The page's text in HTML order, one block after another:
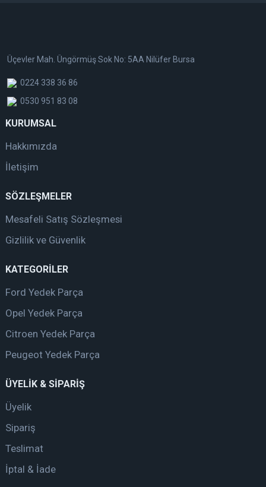
Üçevler Mah. Üngörmüş Sok No: 5AA Nilüfer Bursa
0224 338 36 86
0530 951 83 08
KURUMSAL
Hakkımızda
İletişim
SÖZLEŞMELER
Mesafeli Satış Sözleşmesi
Gizlilik ve Güvenlik
KATEGORİLER
Ford Yedek Parça
Opel Yedek Parça
Citroen Yedek Parça
Peugeot Yedek Parça
ÜYELİK & SİPARİŞ
Üyelik
Sipariş
Teslimat
İptal & İade